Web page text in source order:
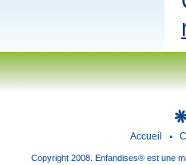
Accueil
Copyright 2008. Enfandises® est une